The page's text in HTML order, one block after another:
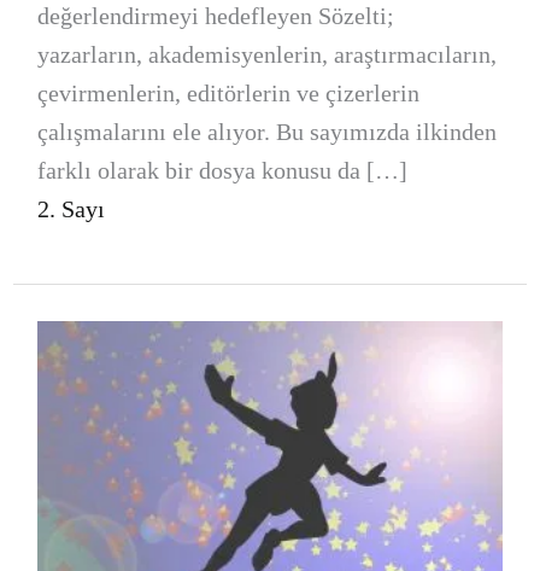
değerlendirmeyi hedefleyen Sözelti;
yazarların, akademisyenlerin, araştırmacıların,
çevirmenlerin, editörlerin ve çizerlerin
çalışmalarını ele alıyor. Bu sayımızda ilkinden
farklı olarak bir dosya konusu da […]
2. Sayı